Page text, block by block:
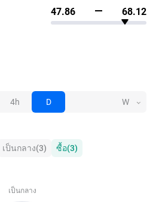
47.86 68.12
4h D W
เป็นกลาง(3) ซื้อ(3)
เป็นกลาง